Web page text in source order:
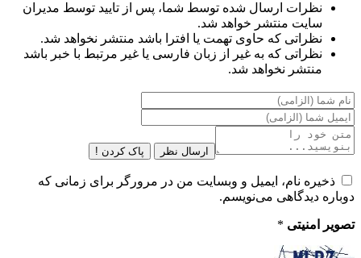
نظرات ارسال شده توسط شما، پس از تایید توسط مدیران
سایت منتشر خواهد شد.
نظراتی که حاوی تهمت یا افترا باشد منتشر نخواهد شد.
نظراتی که به غیر از زبان فارسی یا غیر مرتبط با خبر باشد
منتشر نخواهد شد.
ارسال نظر پاک کردن !
ذخیره نام، ایمیل و وبسایت من در مرورگر برای زمانی که
دوباره دیدگاهی می‌نویسم.
تصویر امنیتی *